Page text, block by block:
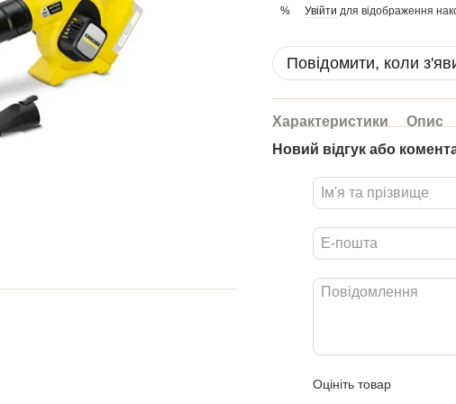
% Увійти для відображення
Повідомити, коли
Характеристики
Опис
Новий відгук або
Оцініть товар